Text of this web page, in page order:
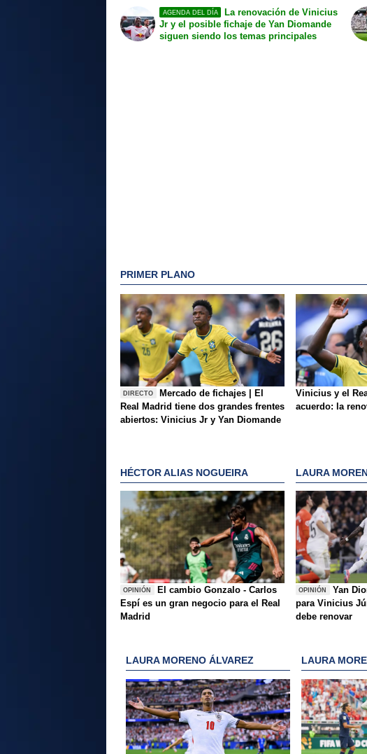
AGENDA DEL DÍA
La renovación de Vinicius
Jr y el posible fichaje de Yan Diomande
siguen siendo los temas principales
PRIMER PLANO
DIRECTO
Mercado de fichajes | El
Real Madrid tiene dos grandes frentes
abiertos: Vinicius Jr y Yan Diomande
Vinicius y el
acuerdo: la
HÉCTOR ALIAS NOGUEIRA
OPINIÓN
El cambio Gonzalo - Carlos
Espí es un gran negocio para el Real
Madrid
LAURA
OPINIÓN
Yan
para Vinicius
debe renovar
LAURA MORENO ÁLVAREZ LAURA